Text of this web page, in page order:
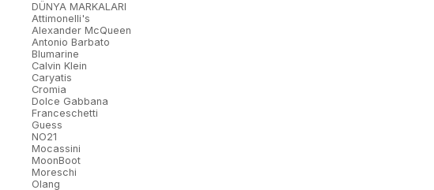
DÜNYA MARKALARI
Attimonelli's
Alexander McQueen
Antonio Barbato
Blumarine
Calvin Klein
Caryatis
Cromia
Dolce Gabbana
Franceschetti
Guess
NO21
Mocassini
MoonBoot
Moreschi
Olang